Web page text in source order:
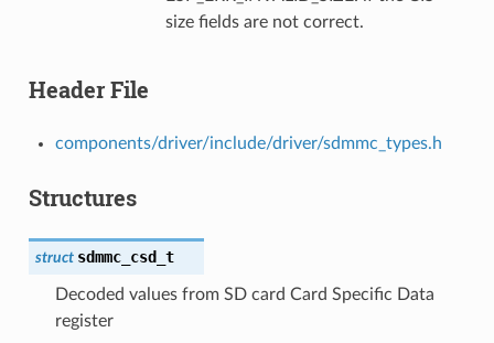
size fields are not correct.
Header File
components/driver/include/driver/sdmmc_types.h
Structures
struct sdmmc_csd_t
Decoded values from SD card Card Specific Data
register